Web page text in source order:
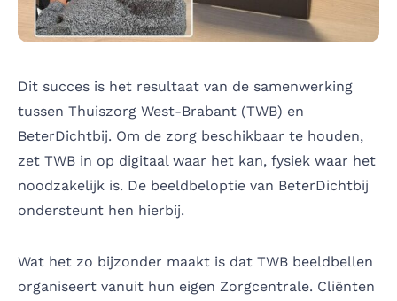
Dit succes is het resultaat van de samenwerking
tussen Thuiszorg West-Brabant (TWB) en
BeterDichtbij. Om de zorg beschikbaar te houden,
zet TWB in op digitaal waar het kan, fysiek waar het
noodzakelijk is. De beeldbeloptie van BeterDichtbij
ondersteunt hen hierbij.
Wat het zo bijzonder maakt is dat TWB beeldbellen
organiseert vanuit hun eigen Zorgcentrale. Cliënten